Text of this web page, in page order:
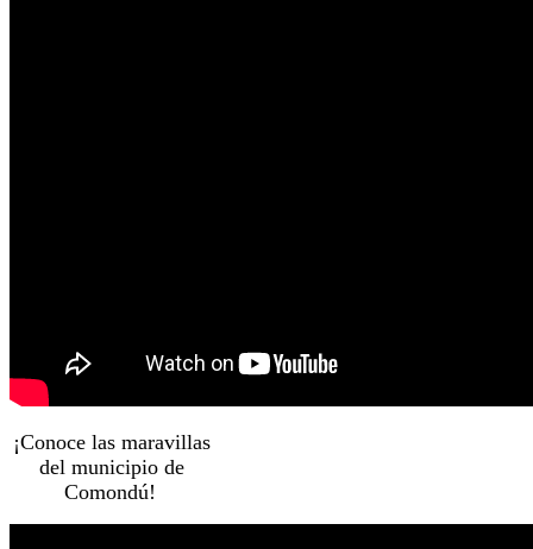
¡Conoce las maravillas
del municipio de
Comondú!